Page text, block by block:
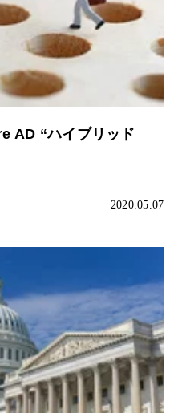
AD “ハイブリッド
2020.05.07